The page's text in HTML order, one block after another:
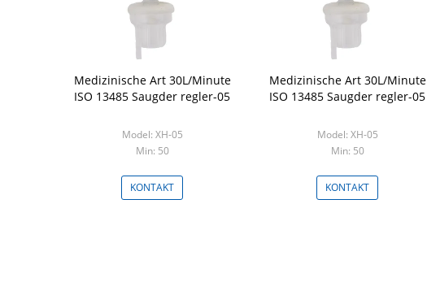
Medizinische Art 30L/Minute
ISO 13485 Saugder regler-05
Model: XH-05
Min: 50
KONTAKT
Medizinische Art 30L/Minute
ISO 13485 Saugder regler-05
Model: XH-05
Min: 50
KONTAKT